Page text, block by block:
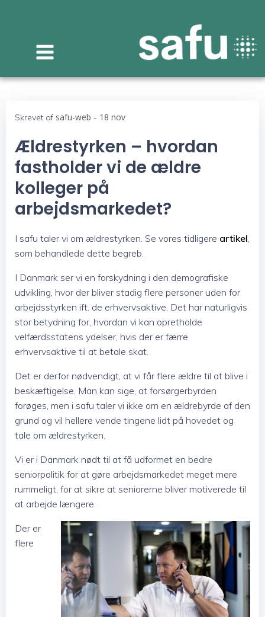
indhold
Skrevet af safu-web - 18 nov
Ældrestyrken – hvordan
fastholder vi de ældre
kolleger på
arbejdsmarkedet?
I safu taler vi om ældrestyrken. Se vores tidligere artikel,
som behandlede dette begreb.
I Danmark ser vi en forskydning i den demografiske
udvikling, hvor der bliver stadig flere personer uden for
arbejdsstyrken ift. de erhvervsaktive. Det har naturligvis
stor betydning for, hvordan vi kan opretholde
velfærdsstatens ydelser, hvis der er færre
erhvervsaktive til at betale skat.
Det er derfor nødvendigt, at vi får flere ældre til at blive i
beskæftigelse. Man kan sige, at forsørgerbyrden
forøges, men i safu taler vi ikke om en ældrebyrde af den
grund og vil hellere vende tingene lidt på hovedet og
tale om ældrestyrken.
Vi er i Danmark nødt til at få udformet en bedre
seniorpolitik for at gøre arbejdsmarkedet meget mere
rummeligt, for at sikre at seniorerne bliver motiverede til
at arbejde længere.
Der er
flere